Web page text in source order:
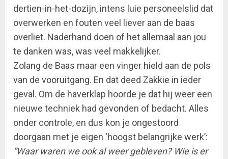
dertien-in-het-dozijn, intens luie personeelslid dat
overwerken en fouten veel liever aan de baas
overliet. Naderhand doen of het allemaal aan jou
te danken was, was veel makkelijker.
Zolang de Baas maar een vinger hield aan de pols
van de vooruitgang. En dat deed Zakkie in ieder
geval. Om de haverklap hoorde je dat hij weer een
nieuwe techniek had gevonden of bedacht. Alles
onder controle, en dus kon je ongestoord
doorgaan met je eigen ‘hoogst belangrijke werk’:
“Waar waren we ook al weer gebleven? Wie is er